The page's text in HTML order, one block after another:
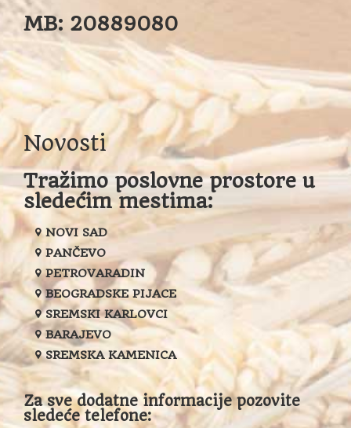
MB: 20889080
Novosti
Tražimo poslovne prostore u
sledećim mestima:
NOVI SAD
PANČEVO
PETROVARADIN
BEOGRADSKE PIJACE
SREMSKI KARLOVCI
BARAJEVO
SREMSKA KAMENICA
Za sve dodatne informacije pozovite
sledeće telefone: